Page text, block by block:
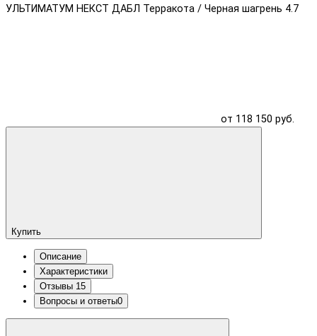
УЛЬТИМАТУМ НЕКСТ ДАБЛ Терракота / Черная шагрень 4.7
от 118 150 руб.
Купить
Описание
Характеристики
Отзывы 15
Вопросы и ответы0